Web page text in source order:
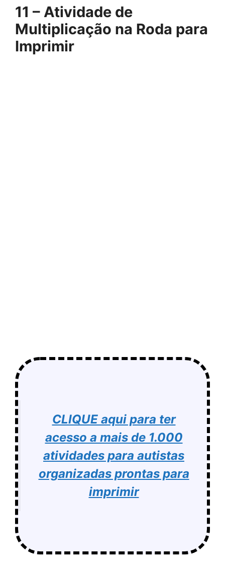
11 – Atividade de
Multiplicação na Roda para
Imprimir
CLIQUE aqui para ter
acesso a mais de 1.000
atividades para autistas
organizadas prontas para
imprimir